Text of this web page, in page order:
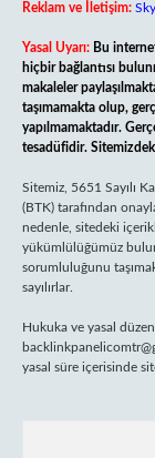
Reklam ve İletişim:
Yasal Uyarı: Bu
hiçbir bağlantısı
makaleler
taşımamakta olup,
yapılmamaktadır.
tesadüfidir.
Sitemiz, 5651 Sayılı
(BTK) tarafından
nedenle, sitedeki
yükümlülüğümüz
sorumluluğunu
sayılırlar.
Hukuka ve yasal
yasal süre içerisinde